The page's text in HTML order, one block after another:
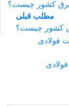
مطلب قبلی
کشور چیست؟